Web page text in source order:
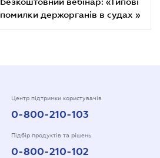
помилки держорганів в судах »
Центр підтримки користувачів
0-800-210-103
Підбір продуктів та рішень
0-800-210-102